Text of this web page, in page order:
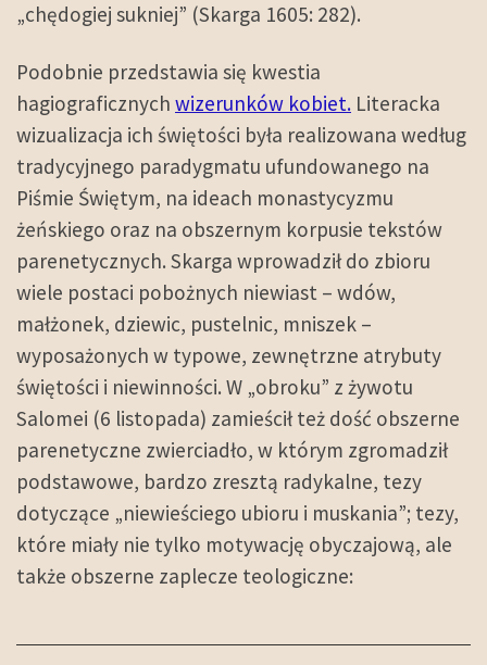
„chędogiej sukniej” (Skarga 1605: 282).
Podobnie przedstawia się kwestia
hagiograficznych wizerunków kobiet. Literacka
wizualizacja ich świętości była realizowana według
tradycyjnego paradygmatu ufundowanego na
Piśmie Świętym, na ideach monastycyzmu
żeńskiego oraz na obszernym korpusie tekstów
parenetycznych. Skarga wprowadził do zbioru
wiele postaci pobożnych niewiast – wdów,
małżonek, dziewic, pustelnic, mniszek –
wyposażonych w typowe, zewnętrzne atrybuty
świętości i niewinności. W „obroku” z żywotu
Salomei (6 listopada) zamieścił też dość obszerne
parenetyczne zwierciadło, w którym zgromadził
podstawowe, bardzo zresztą radykalne, tezy
dotyczące „niewieściego ubioru i muskania”; tezy,
które miały nie tylko motywację obyczajową, ale
także obszerne zaplecze teologiczne: